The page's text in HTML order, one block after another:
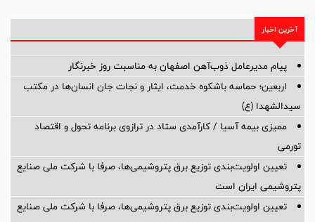
آخرین اخبار
پیام مدیرعامل ذوب‌آهن اصفهان به مناسبت روز خبرنگار
اربعین؛ حماسه باشکوه خدمت، ایثار و نجات جان انسان‌ها در مکتب
سیدالشهدا (ع)
ممیزی بیمه آسیا / کارآمدی ستاد در ترازوی برنامه تحول و اقتصاد
تورمی
تعیین اولویت‌بندی توزیع برق پتروشیمی‌ها، صرفا با شرکت ملی صنایع
پتروشیمی ایران است
تعیین اولویت‌بندی توزیع برق پتروشیمی‌ها، صرفا با شرکت ملی صنایع